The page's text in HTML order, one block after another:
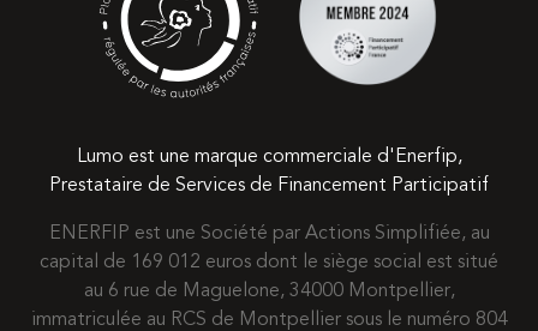
Lumo est une marque commerciale d'Enerfip,
Prestataire de Services de Financement Participatif
ENERFIP est une Société par Actions Simplifiée, au
capital de 169 012 euros dont le siège social est situé
au 6 rue de Maguelone, 34000 Montpellier,
immatriculée au RCS de Montpellier sous le numéro 804